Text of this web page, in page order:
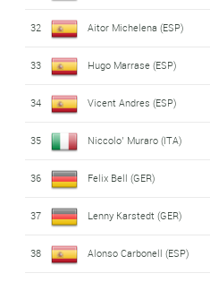
32 Aitor Michelena (ESP)
33 Hugo Marrase (ESP)
34 Vicent Andres (ESP)
35 Niccolo’ Muraro (ITA)
36 Felix Bell (GER)
37 Lenny Karstedt (GER)
38 Alonso Carbonell (ESP)